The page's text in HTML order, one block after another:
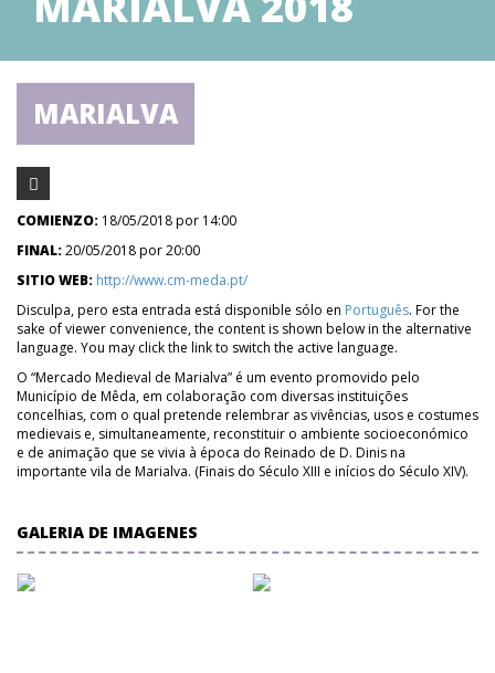
MARIALVA
COMIENZO: 18/05/2018 por 14:00
FINAL:20/05/2018 por 20:00
SITIO WEB: http://www.cm-meda.pt/
Disculpa, pero esta entrada está disponible sólo en Português. For the
sake of viewer convenience, the content is shown below in the alternative
language. You may click the link to switch the active language.
O “Mercado Medieval de Marialva” é um evento promovido pelo
Município de Mêda, em colaboração com diversas instituições
concelhias, com o qual pretende relembrar as vivências, usos e costumes
medievais e, simultaneamente, reconstituir o ambiente socioeconómico
e de animação que se vivia à época do Reinado de D. Dinis na
importante vila de Marialva. (Finais do Século XIII e inícios do Século XIV).
GALERIA DE IMAGENES